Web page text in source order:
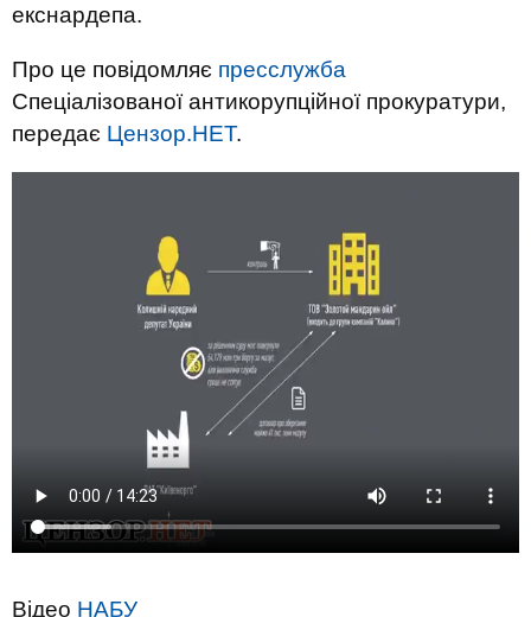
екснардепа.
Про це повідомляє пресслужба
Спеціалізованої антикорупційної прокуратури,
передає Цензор.НЕТ.
Відео НАБУ